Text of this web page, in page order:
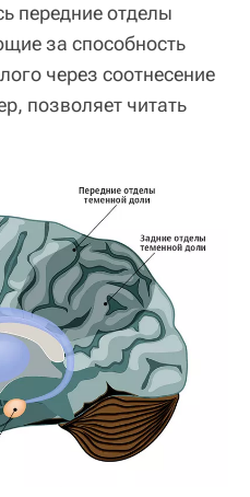
передние отделы
за способность
через соотнесение
позволяет читать